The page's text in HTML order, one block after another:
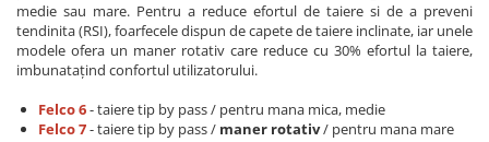
FOARFECE LA DOUA MAINI
Cu manere din aluminiu
Cu maner extensibil
medie sau mare. Pentru a reduce efortul de taiere si de a preveni
tendinita (RSI), foarfecele dispun de capete de taiere inclinate, iar unele
modele ofera un maner rotativ care reduce cu 30% efortul la taiere,
imbunatațind confortul utilizatorului.
Felco 6- taiere tip by pass / pentru mana mica, medie
Felco 7- taiere tip by pass / maner rotativ/ pentru mana mare